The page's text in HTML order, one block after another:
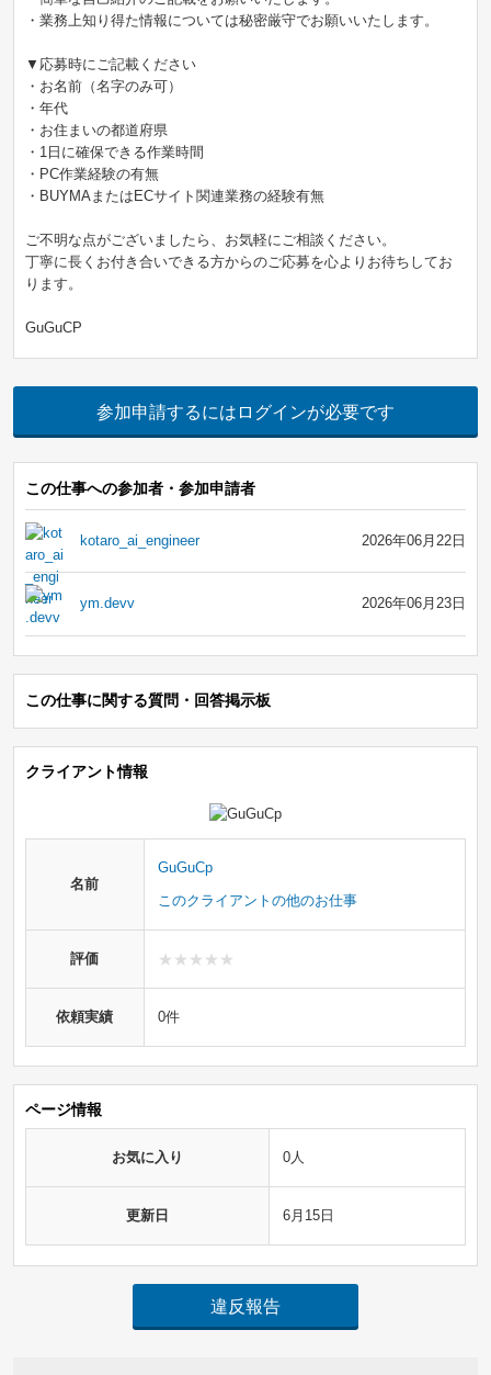
・業務上知り得た情報については秘密厳守でお願いいたします。
▼応募時にご記載ください
・お名前（名字のみ可）
・年代
・お住まいの都道府県
・1日に確保できる作業時間
・PC作業経験の有無
・BUYMAまたはECサイト関連業務の経験有無
ご不明な点がございましたら、お気軽にご相談ください。
丁寧に長くお付き合いできる方からのご応募を心よりお待ちしてお
ります。
GuGuCP
参加申請するにはログインが必要です
この仕事への参加者・参加申請者
kotaro_ai_engineer 2026年06月22日
ym.devv 2026年06月23日
この仕事に関する質問・回答掲示板
クライアント情報
名前
GuGuCp
このクライアントの他のお仕事
評価
依頼実績 0件
ページ情報
お気に入り 0人
更新日 6月15日
違反報告